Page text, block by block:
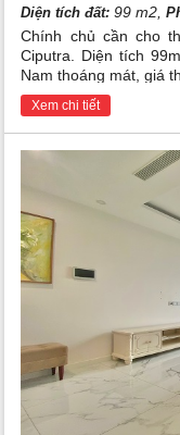
Diện tích đất: 99 m2,
Chính chủ cần cho
Ciputra. Diện tích
Nam thoáng mát, giá
Xem chi tiết